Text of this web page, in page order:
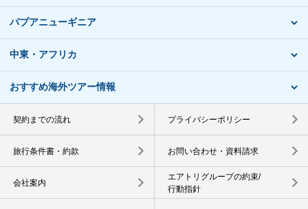
パプアニューギニア
中東・アフリカ
おすすめ海外ツアー情報
契約までの流れ プライバシーポリシー
旅行条件書・約款 お問い合わせ・資料請求
会社案内
エアトリグループの約束/
行動指針